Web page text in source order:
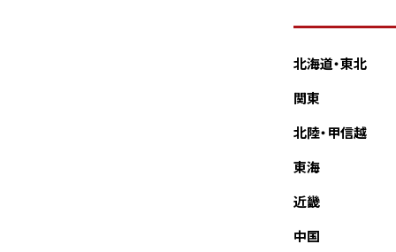
北海道・東北
関東
北陸・甲信越
東海
近畿
中国